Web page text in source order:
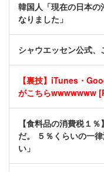
韓国人「現在の日本の
なりました」
シャウエッセン公式
【裏技】iTunes・
がこちらwwwwwww
【食料品の消費税１
だ。 ５％くらいの一
い」